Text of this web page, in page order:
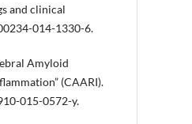
and clinical
014-1330-6.
Amyloid
(CAARI).
015-0572-y.